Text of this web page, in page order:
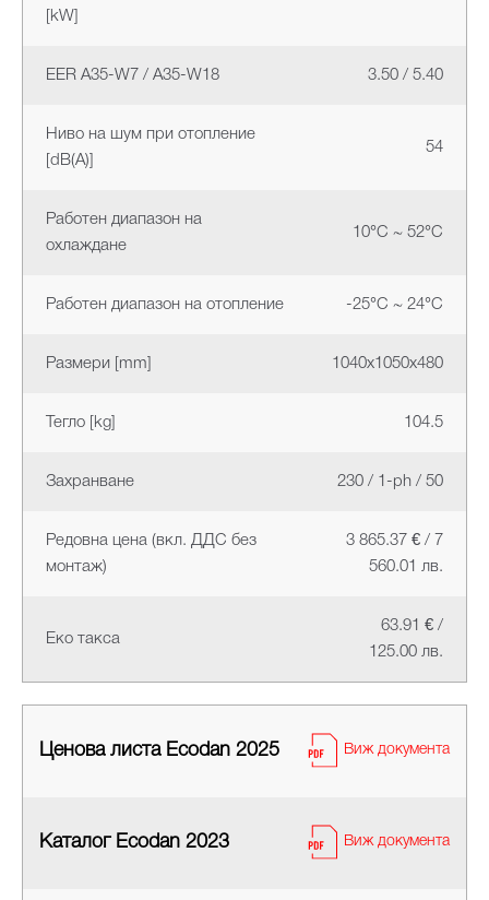
[kW]
EER A35-W7 / A35-W18 3.50 / 5.40
Ниво на шум при отопление
[dB(A)]
54
Работен диапазон на
охлаждане
10°C ~ 52°C
Работен диапазон на отопление -25°C ~ 24°C
Размери [mm] 1040x1050x480
Тегло [kg] 104.5
Захранване 230 / 1-ph / 50
Редовна цена (вкл. ДДС без
монтаж)
3 865.37 € / 7
560.01 лв.
Еко такса
63.91 € /
125.00 лв.
Ценова листа Ecodan 2025 Виж документа
Каталог Ecodan 2023 Виж документа